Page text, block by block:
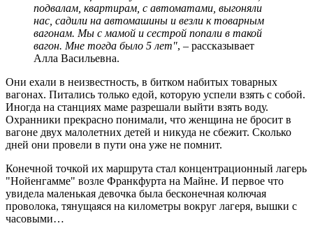
подвалам, квартирам, с автоматами, выгоняли
нас, садили на автомашины и везли к товарным
вагонам. Мы с мамой и сестрой попали в такой
вагон. Мне тогда было 5 лет", – рассказывает
Алла Васильевна.
Они ехали в неизвестность, в битком набитых товарных
вагонах. Питались только едой, которую успели взять с собой.
Иногда на станциях маме разрешали выйти взять воду.
Охранники прекрасно понимали, что женщина не бросит в
вагоне двух малолетних детей и никуда не сбежит. Сколько
дней они провели в пути она уже не помнит.
Конечной точкой их маршрута стал концентрационный лагерь
"Нойенгамме" возле Франкфурта на Майне. И первое что
увидела маленькая девочка была бесконечная колючая
проволока, тянущаяся на километры вокруг лагеря, вышки с
часовыми…